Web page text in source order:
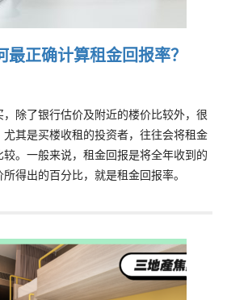
最正确计算租金回报率？
除了银行估价及附近的楼价比较外，很
其是买楼收租的投资者，往往会将租金
。一般来说，租金回报是将全年收到的
得出的百分比，就是租金回报率。